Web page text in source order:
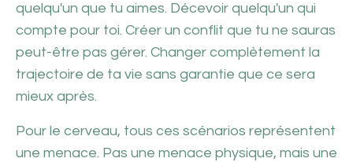
quelqu'un que tu aimes. Décevoir quelqu'un qui
compte pour toi. Créer un conflit que tu ne sauras
peut-être pas gérer. Changer complètement la
trajectoire de ta vie sans garantie que ce sera
mieux après.
Pour le cerveau, tous ces scénarios représentent
une menace. Pas une menace physique, mais une